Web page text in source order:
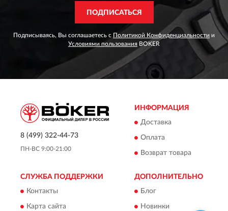
ПОДПИСАТЬСЯ
Подписываясь, Вы соглашаетесь с Политикой Конфиденциальности и
Условиями пользования BOKER
8 (499) 322-44-73
ПН-ВС 9:00-21:00
ИНФОРМАЦИЯ
Доставка
Оплата
Возврат товара
СЛУЖБА ПОДДЕРЖКИ
Контакты
Карта сайта
ДОПОЛНИТЕЛЬНО
Блог
Новинки